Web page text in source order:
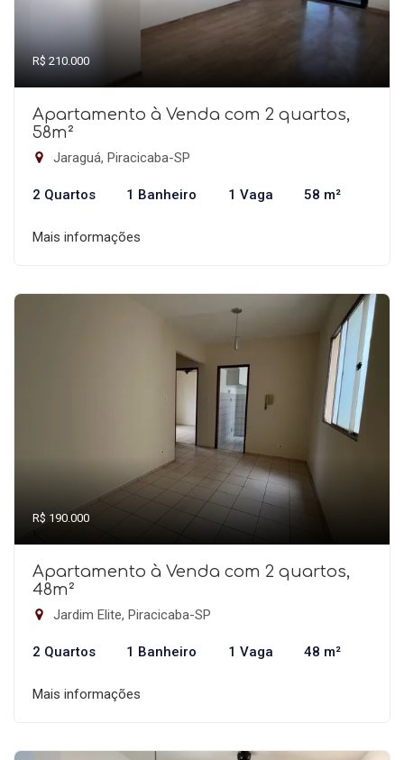
R$ 210.000
Apartamento à Venda com 2 quartos,
58m²
Jaraguá, Piracicaba-SP
2 Quartos 1 Banheiro 1 Vaga 58 m²
Mais informações
R$ 190.000
Apartamento à Venda com 2 quartos,
48m²
Jardim Elite, Piracicaba-SP
2 Quartos 1 Banheiro 1 Vaga 48 m²
Mais informações